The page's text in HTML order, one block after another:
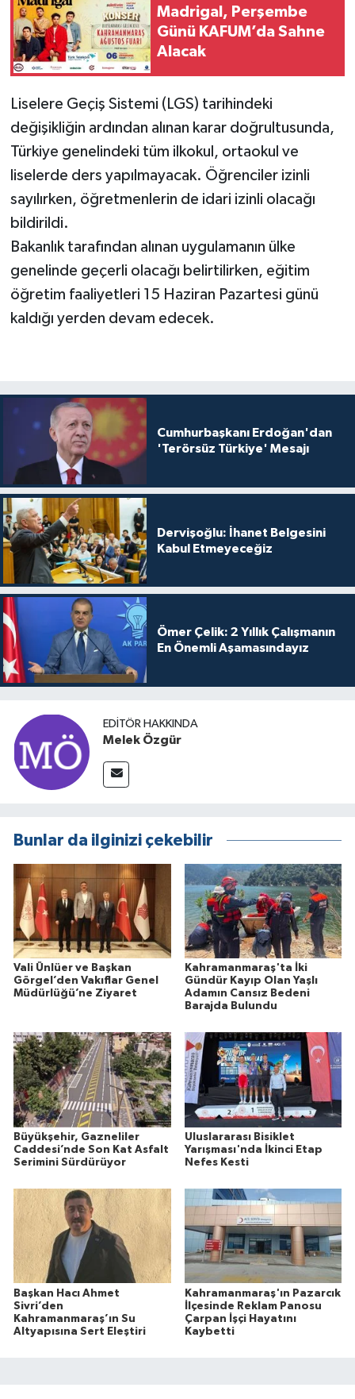
Madrigal, Perşembe
Günü KAFUM’da Sahne
Alacak
Liselere Geçiş Sistemi (LGS) tarihindeki
değişikliğin ardından alınan karar doğrultusunda,
Türkiye genelindeki tüm ilkokul, ortaokul ve
liselerde ders yapılmayacak. Öğrenciler izinli
sayılırken, öğretmenlerin de idari izinli olacağı
bildirildi.
Bakanlık tarafından alınan uygulamanın ülke
genelinde geçerli olacağı belirtilirken, eğitim
öğretim faaliyetleri 15 Haziran Pazartesi günü
kaldığı yerden devam edecek.
Cumhurbaşkanı Erdoğan'dan
'Terörsüz Türkiye' Mesajı
Dervişoğlu: İhanet Belgesini
Kabul Etmeyeceğiz
Ömer Çelik: 2 Yıllık Çalışmanın
En Önemli Aşamasındayız
EDITÖR HAKKINDA
Melek Özgür
Bunlar da ilginizi çekebilir
Vali Ünlüer ve Başkan
Görgel’den Vakıflar Genel
Müdürlüğü’ne Ziyaret
Kahramanmaraş'ta İki
Gündür Kayıp Olan Yaşlı
Adamın Cansız Bedeni
Barajda Bulundu
Büyükşehir, Gazneliler
Caddesi’nde Son Kat Asfalt
Serimini Sürdürüyor
Uluslararası Bisiklet
Yarışması'nda İkinci Etap
Nefes Kesti
Başkan Hacı Ahmet
Sivri’den
Kahramanmaraş’ın Su
Altyapısına Sert Eleştiri
Kahramanmaraş'ın Pazarcık
İlçesinde Reklam Panosu
Çarpan İşçi Hayatını
Kaybetti